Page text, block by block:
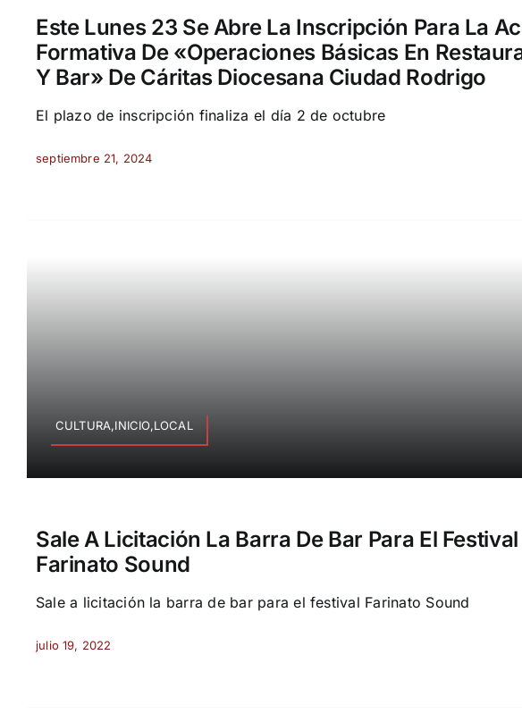
Este Lunes 23 Se Abre La Inscripción Para La
Formativa De «Operaciones Básicas En
Y Bar» De Cáritas Diocesana Ciudad Rodrigo
El plazo de inscripción finaliza el día 2 de octubre
septiembre 21, 2024
CULTURA,INICIO,LOCAL
Sale A Licitación La Barra De Bar Para El Festival
Farinato Sound
Sale a licitación la barra de bar para el festival Farinato Sound
julio 19, 2022